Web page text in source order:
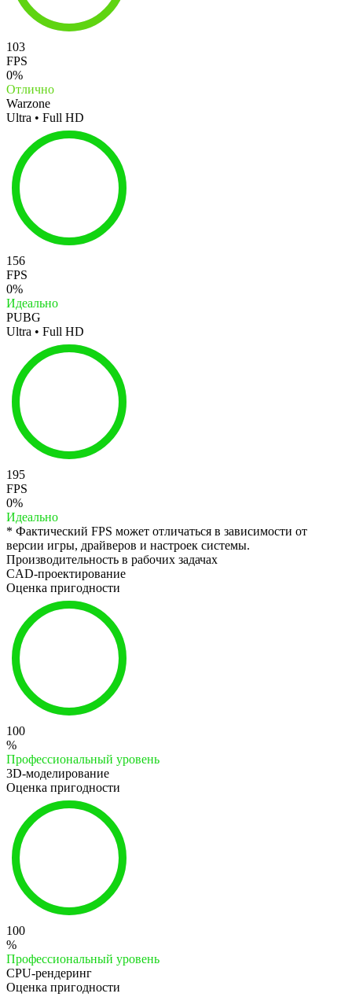
103
FPS
0%
Отлично
Warzone
Ultra • Full HD
156
FPS
0%
Идеально
PUBG
Ultra • Full HD
195
FPS
0%
Идеально
* Фактический FPS может отличаться в зависимости от
версии игры, драйверов и настроек системы.
Производительность в рабочих задачах
CAD-проектирование
Оценка пригодности
100
%
Профессиональный уровень
3D-моделирование
Оценка пригодности
100
%
Профессиональный уровень
CPU-рендеринг
Оценка пригодности